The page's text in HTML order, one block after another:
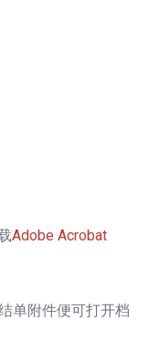
Adobe Acrobat
单附件便可打开档